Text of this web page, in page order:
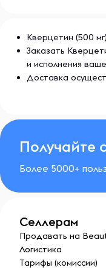
Кверцетин (500
Заказать
и исполнения
Доставка
Получайте
Более 5000+
Селлерам
Продавать на
Логистика
Тарифы (комиссии)